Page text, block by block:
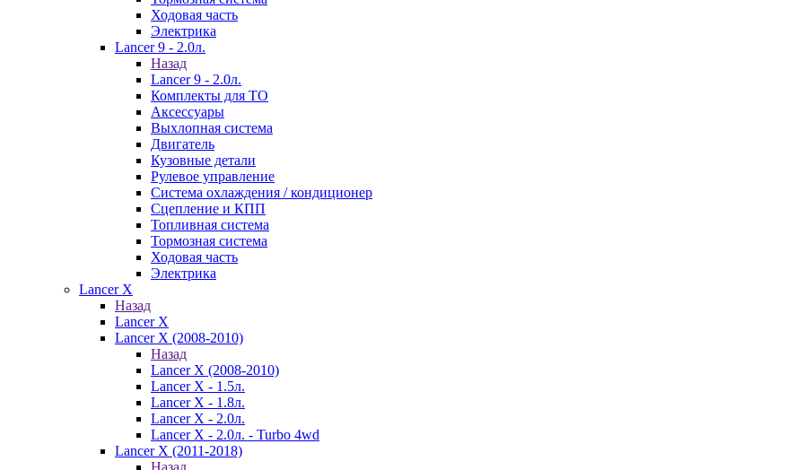
Ходовая часть
Электрика
Lancer 9 - 2.0л.
Назад
Lancer 9 - 2.0л.
Комплекты для ТО
Аксессуары
Выхлопная система
Двигатель
Кузовные детали
Рулевое управление
Система охлаждения / кондиционер
Сцепление и КПП
Топливная система
Тормозная система
Ходовая часть
Электрика
Lancer X
Назад
Lancer X
Lancer X (2008-2010)
Назад
Lancer X (2008-2010)
Lancer X - 1.5л.
Lancer X - 1.8л.
Lancer X - 2.0л.
Lancer X - 2.0л. - Turbo 4wd
Lancer X (2011-2018)
Назад